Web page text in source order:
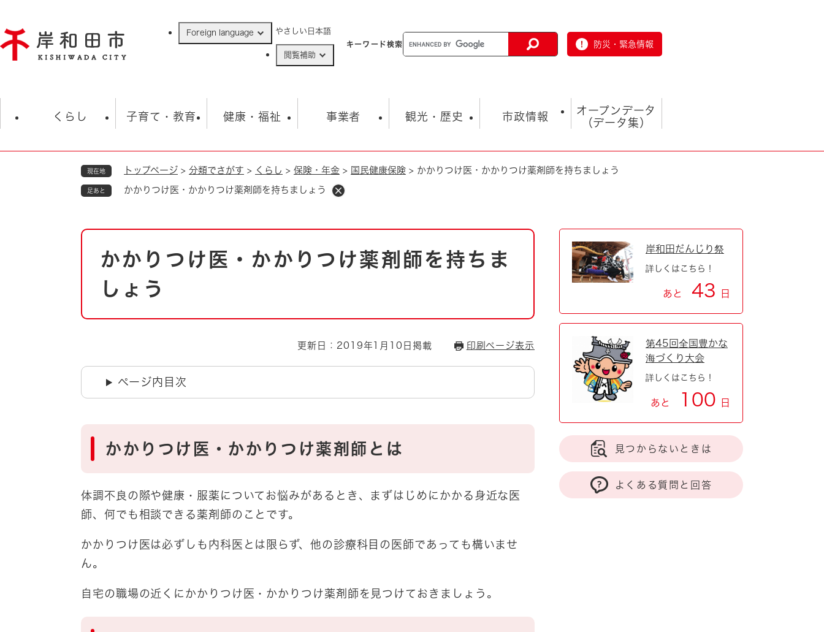
ジ
の
Foreign language やさしい日本語
閲覧補助
キーワード検索 防災・緊急情報
くらし
住民票・戸籍
ごみ・衛生・動物 救急・消防
防災・防犯 上水道・下水道
自然・環境・公園
引っ越し
道路・河川・交通
とじる
子育て・教育
学校 子育て
健康・福祉
福祉・健康・生活 生涯学習・スポーツ
事業者
入札・契約情報 まちづくり・協働
環境 福祉・介護
観光・歴史
観光 観光スポット
とじる
市政情報
市の概要 総合計画
市政 職員採用情報
市役所・施設の案内
オープンデータ
（データ集）
オープンデータ
現在地 トップページ > 分類でさがす > くらし > 保険・年金 > 国民健康保険 > かかりつけ医・かかりつけ薬剤師を持ちましょう
足あと かかりつけ医・かかりつけ薬剤師を持ちましょう
本
かかりつけ医・かかりつけ薬剤師を持ちま
しょう
更新日：2019年1月10日掲載 印刷ページ表示
ページ内目次
かかりつけ医・かかりつけ薬剤師とは
体調不良の際や健康・服薬についてお悩みがあるとき、まずはじめにかかる身近な医
師、何でも相談できる薬剤師のことです。
かかりつけ医は必ずしも内科医とは限らず、他の診療科目の医師であっても構いませ
ん。
自宅の職場の近くにかかりつけ医・かかりつけ薬剤師を見つけておきましょう。
岸和田だんじり祭
詳しくはこちら！
あと 43 日
第45回全国豊かな
海づくり大会
詳しくはこちら！
あと 100 日
見つからないときは
よくある質問と回答